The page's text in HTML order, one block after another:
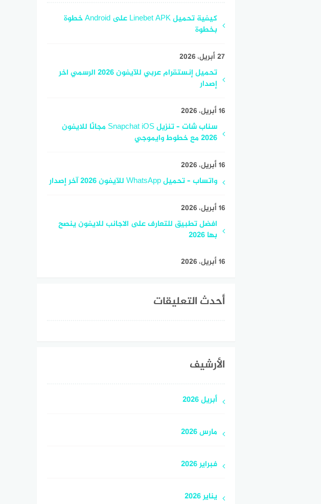
كيفية تحميل Linebet APK على Android خطوة
بخطوة
27 أبريل، 2026
تحميل إنستقرام عربي للآيفون 2026 الرسمي اخر
إصدار
16 أبريل، 2026
سناب شات – تنزيل Snapchat iOS مجانًا للايفون
2026 مع خطوط وايموجي
16 أبريل، 2026
واتساب – تحميل WhatsApp للآيفون 2026 آخر إصدار
16 أبريل، 2026
افضل تطبيق للتعارف على الاجانب للايفون ينصح
بها 2026
16 أبريل، 2026
أحدث التعليقات
الأرشيف
أبريل 2026
مارس 2026
فبراير 2026
يناير 2026